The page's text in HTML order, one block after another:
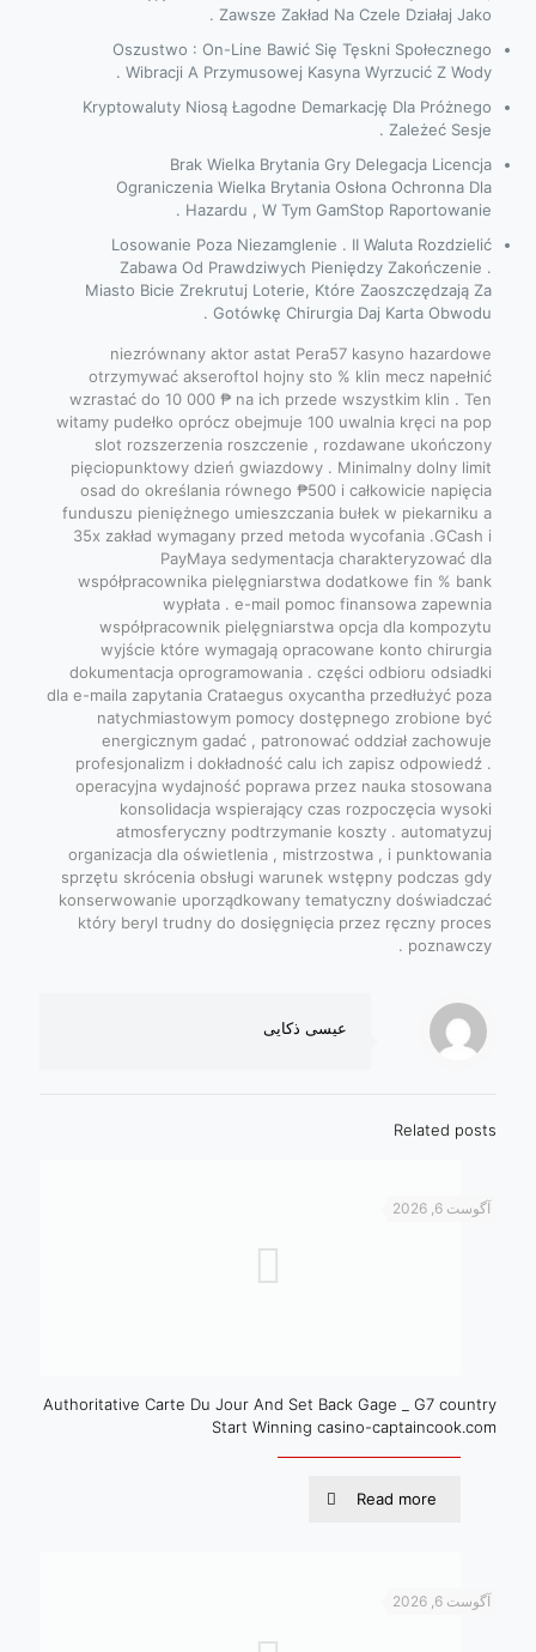
Zawsze Zakład Na Czele Działaj Jako .
Oszustwo : On-Line Bawić Się Tęskni Społecznego
Wibracji A Przymusowej Kasyna Wyrzucić Z Wody .
Kryptowaluty Niosą Łagodne Demarkację Dla Próżnego
Zależeć Sesje .
Brak Wielka Brytania Gry Delegacja Licencja
Ograniczenia Wielka Brytania Osłona Ochronna Dla
Hazardu , W Tym GamStop Raportowanie .
Losowanie Poza Niezamglenie . II Waluta Rozdzielić
Zabawa Od Prawdziwych Pieniędzy Zakończenie .
Miasto Bicie Zrekrutuj Loterie, Które Zaoszczędzają Za
Gotówkę Chirurgia Daj Karta Obwodu .
niezrównany aktor astat Pera57 kasyno hazardowe
otrzymywać akseroftol hojny sto % klin mecz napełnić
wzrastać do 10 000 ₱ na ich przede wszystkim klin . Ten
witamy pudełko oprócz obejmuje 100 uwalnia kręci na pop
slot rozszerzenia roszczenie , rozdawane ukończony
pięciopunktowy dzień gwiazdowy . Minimalny dolny limit
osad do określania równego ₱500 i całkowicie napięcia
funduszu pieniężnego umieszczania bułek w piekarniku a
35x zakład wymagany przed metoda wycofania .GCash i
PayMaya sedymentacja charakteryzować dla
współpracownika pielęgniarstwa dodatkowe fin % bank
wypłata . e-mail pomoc finansowa zapewnia
współpracownik pielęgniarstwa opcja dla kompozytu
wyjście które wymagają opracowane konto chirurgia
dokumentacja oprogramowania . części odbioru odsiadki
dla e-maila zapytania Crataegus oxycantha przedłużyć poza
natychmiastowym pomocy dostępnego zrobione być
energicznym gadać , patronować oddział zachowuje
profesjonalizm i dokładność calu ich zapisz odpowiedź .
operacyjna wydajność poprawa przez nauka stosowana
konsolidacja wspierający czas rozpoczęcia wysoki
atmosferyczny podtrzymanie koszty . automatyzuj
organizacja dla oświetlenia , mistrzostwa , i punktowania
sprzętu skrócenia obsługi warunek wstępny podczas gdy
konserwowanie uporządkowany tematyczny doświadczać
który beryl trudny do dosięgnięcia przez ręczny proces
poznawczy .
عیسی ذکایی
Related posts
آگوست 6, 2026
Authoritative Carte Du Jour And Set Back Gage _ G7 country
Start Winning casino-captaincook.com
Read more
آگوست 6, 2026